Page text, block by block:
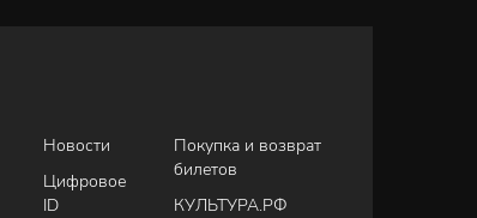
Новости
Цифровое
ID
Покупка и возврат
билетов
КУЛЬТУРА.РФ